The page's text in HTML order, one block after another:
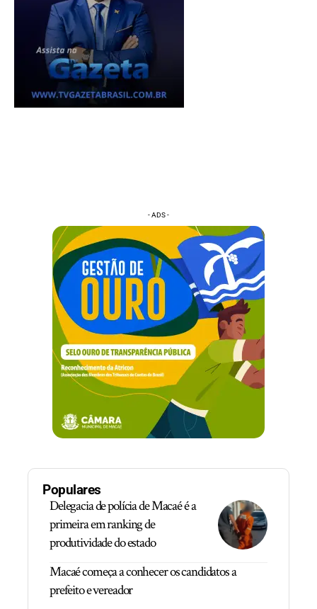
- ADS -
Populares
Delegacia de polícia de Macaé é a
primeira em ranking de
produtividade do estado
Macaé começa a conhecer os candidatos a
prefeito e vereador